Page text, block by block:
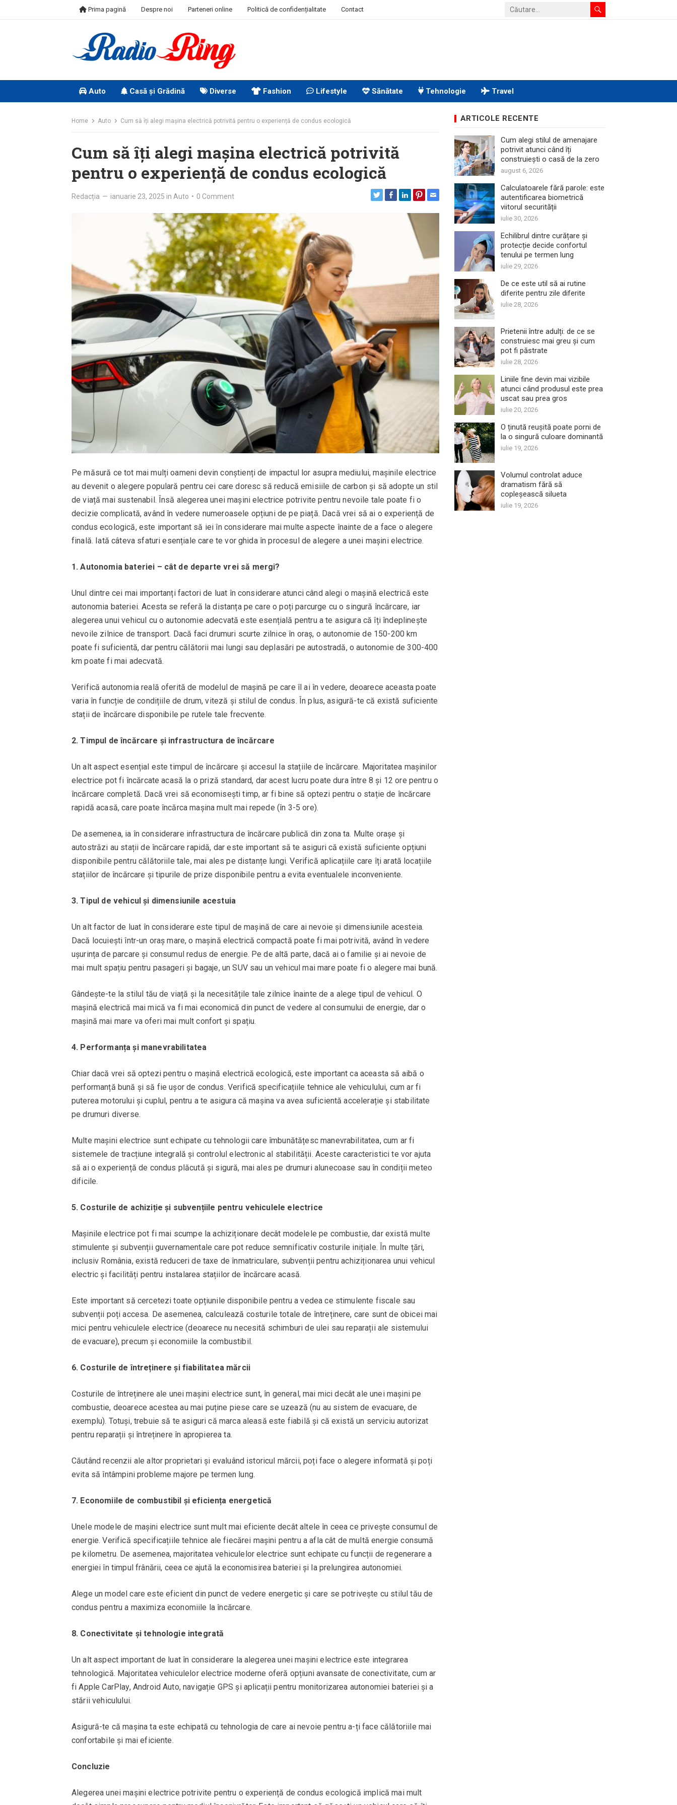
Prima pagină Despre noi Parteneri online Politică de confidențialitate Contact
Auto Casă și Grădină Diverse Fashion Lifestyle Sănătate Tehnologie Travel
Home Auto Cum să îți alegi mașina electrică potrivită pentru o experiență de condus ecologică
Cum să îți alegi mașina electrică potrivită
pentru o experiență de condus ecologică
Redacția — ianuarie 23, 2025 in Auto • 0 Comment
Pe măsură ce tot mai mulți oameni devin conștienți de impactul lor asupra mediului, mașinile electrice
au devenit o alegere populară pentru cei care doresc să reducă emisiile de carbon și să adopte un stil
de viață mai sustenabil. Însă alegerea unei mașini electrice potrivite pentru nevoile tale poate fi o
decizie complicată, având în vedere numeroasele opțiuni de pe piață. Dacă vrei să ai o experiență de
condus ecologică, este important să iei în considerare mai multe aspecte înainte de a face o alegere
finală. Iată câteva sfaturi esențiale care te vor ghida în procesul de alegere a unei mașini electrice.
1. Autonomia bateriei – cât de departe vrei să mergi?
Unul dintre cei mai importanți factori de luat în considerare atunci când alegi o mașină electrică este
autonomia bateriei. Acesta se referă la distanța pe care o poți parcurge cu o singură încărcare, iar
alegerea unui vehicul cu o autonomie adecvată este esențială pentru a te asigura că îți îndeplinește
nevoile zilnice de transport. Dacă faci drumuri scurte zilnice în oraș, o autonomie de 150-200 km
poate fi suficientă, dar pentru călătorii mai lungi sau deplasări pe autostradă, o autonomie de 300-400
km poate fi mai adecvată.
Verifică autonomia reală oferită de modelul de mașină pe care îl ai în vedere, deoarece aceasta poate
varia în funcție de condițiile de drum, viteză și stilul de condus. În plus, asigură-te că există suficiente
stații de încărcare disponibile pe rutele tale frecvente.
2. Timpul de încărcare și infrastructura de încărcare
Un alt aspect esențial este timpul de încărcare și accesul la stațiile de încărcare. Majoritatea mașinilor
electrice pot fi încărcate acasă la o priză standard, dar acest lucru poate dura între 8 și 12 ore pentru o
încărcare completă. Dacă vrei să economisești timp, ar fi bine să optezi pentru o stație de încărcare
rapidă acasă, care poate încărca mașina mult mai repede (în 3-5 ore).
De asemenea, ia în considerare infrastructura de încărcare publică din zona ta. Multe orașe și
autostrăzi au stații de încărcare rapidă, dar este important să te asiguri că există suficiente opțiuni
disponibile pentru călătoriile tale, mai ales pe distanțe lungi. Verifică aplicațiile care îți arată locațiile
stațiilor de încărcare și tipurile de prize disponibile pentru a evita eventualele inconveniente.
3. Tipul de vehicul și dimensiunile acestuia
Un alt factor de luat în considerare este tipul de mașină de care ai nevoie și dimensiunile acesteia.
Dacă locuiești într-un oraș mare, o mașină electrică compactă poate fi mai potrivită, având în vedere
ușurința de parcare și consumul redus de energie. Pe de altă parte, dacă ai o familie și ai nevoie de
mai mult spațiu pentru pasageri și bagaje, un SUV sau un vehicul mai mare poate fi o alegere mai bună.
Gândește-te la stilul tău de viață și la necesitățile tale zilnice înainte de a alege tipul de vehicul. O
mașină electrică mai mică va fi mai economică din punct de vedere al consumului de energie, dar o
mașină mai mare va oferi mai mult confort și spațiu.
4. Performanța și manevrabilitatea
Chiar dacă vrei să optezi pentru o mașină electrică ecologică, este important ca aceasta să aibă o
performanță bună și să fie ușor de condus. Verifică specificațiile tehnice ale vehiculului, cum ar fi
puterea motorului și cuplul, pentru a te asigura că mașina va avea suficientă accelerație și stabilitate
pe drumuri diverse.
Multe mașini electrice sunt echipate cu tehnologii care îmbunătățesc manevrabilitatea, cum ar fi
sistemele de tracțiune integrală și controlul electronic al stabilității. Aceste caracteristici te vor ajuta
să ai o experiență de condus plăcută și sigură, mai ales pe drumuri alunecoase sau în condiții meteo
dificile.
5. Costurile de achiziție și subvențiile pentru vehiculele electrice
Mașinile electrice pot fi mai scumpe la achiziționare decât modelele pe combustie, dar există multe
stimulente și subvenții guvernamentale care pot reduce semnificativ costurile inițiale. În multe țări,
inclusiv România, există reduceri de taxe de înmatriculare, subvenții pentru achiziționarea unui vehicul
electric și facilități pentru instalarea stațiilor de încărcare acasă.
Este important să cercetezi toate opțiunile disponibile pentru a vedea ce stimulente fiscale sau
subvenții poți accesa. De asemenea, calculează costurile totale de întreținere, care sunt de obicei mai
mici pentru vehiculele electrice (deoarece nu necesită schimburi de ulei sau reparații ale sistemului
de evacuare), precum și economiile la combustibil.
6. Costurile de întreținere și fiabilitatea mărcii
Costurile de întreținere ale unei mașini electrice sunt, în general, mai mici decât ale unei mașini pe
combustie, deoarece acestea au mai puține piese care se uzează (nu au sistem de evacuare, de
exemplu). Totuși, trebuie să te asiguri că marca aleasă este fiabilă și că există un serviciu autorizat
pentru reparații și întreținere în apropierea ta.
Căutând recenzii ale altor proprietari și evaluând istoricul mărcii, poți face o alegere informată și poți
evita să întâmpini probleme majore pe termen lung.
7. Economiile de combustibil și eficiența energetică
Unele modele de mașini electrice sunt mult mai eficiente decât altele în ceea ce privește consumul de
energie. Verifică specificațiile tehnice ale fiecărei mașini pentru a afla cât de multă energie consumă
pe kilometru. De asemenea, majoritatea vehiculelor electrice sunt echipate cu funcții de regenerare a
energiei în timpul frânării, ceea ce ajută la economisirea bateriei și la prelungirea autonomiei.
Alege un model care este eficient din punct de vedere energetic și care se potrivește cu stilul tău de
condus pentru a maximiza economiile la încărcare.
8. Conectivitate și tehnologie integrată
Un alt aspect important de luat în considerare la alegerea unei mașini electrice este integrarea
tehnologică. Majoritatea vehiculelor electrice moderne oferă opțiuni avansate de conectivitate, cum ar
fi Apple CarPlay, Android Auto, navigație GPS și aplicații pentru monitorizarea autonomiei bateriei și a
stării vehiculului.
Asigură-te că mașina ta este echipată cu tehnologia de care ai nevoie pentru a-ți face călătoriile mai
confortabile și mai eficiente.
Concluzie
Alegerea unei mașini electrice potrivite pentru o experiență de condus ecologică implică mai mult
ARTICOLE RECENTE
Cum alegi stilul de amenajare
potrivit atunci când îți
construiești o casă de la zero
august 6, 2026
Calculatoarele fără parole: este
autentificarea biometrică
viitorul securității
iulie 30, 2026
Echilibrul dintre curățare și
protecție decide confortul
tenului pe termen lung
iulie 29, 2026
De ce este util să ai rutine
diferite pentru zile diferite
iulie 28, 2026
Prietenii între adulți: de ce se
construiesc mai greu și cum
pot fi păstrate
iulie 28, 2026
Liniile fine devin mai vizibile
atunci când produsul este prea
uscat sau prea gros
iulie 20, 2026
O ținută reușită poate porni de
la o singură culoare dominantă
iulie 19, 2026
Volumul controlat aduce
dramatism fără să
copleșească silueta
iulie 19, 2026